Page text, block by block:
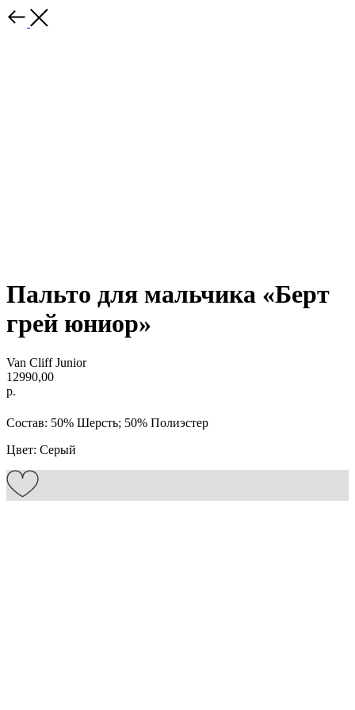
Пальто для мальчика «Берт
грей юниор»
Van Cliff Junior
12990,00
р.
Состав: 50% Шерсть; 50% Полиэстер
Цвет: Серый